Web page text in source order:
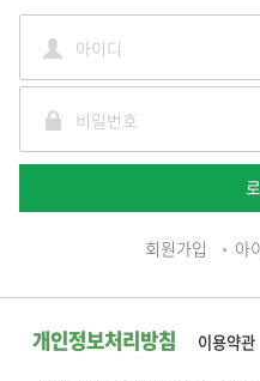
회원가입 아
개인정보처리방침 이용약관